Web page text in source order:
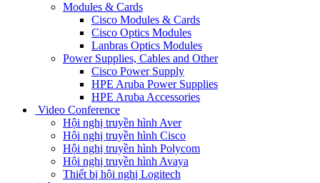
Modules & Cards
Cisco Modules & Cards
Cisco Optics Modules
Lanbras Optics Modules
Power Supplies, Cables and Other
Cisco Power Supply
HPE Aruba Power Supplies
HPE Aruba Accessories
Video Conference
Hội nghị truyền hình Aver
Hội nghị truyền hình Cisco
Hội nghị truyền hình Polycom
Hội nghị truyền hình Avaya
Thiết bị hội nghị Logitech